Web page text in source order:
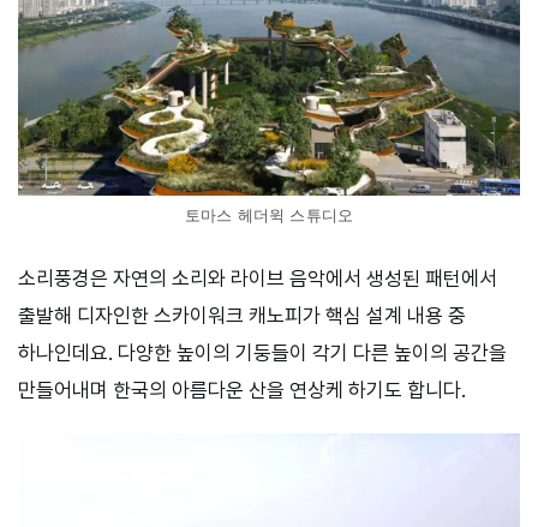
토마스 헤더윅 스튜디오
소리풍경은 자연의 소리와 라이브 음악에서 생성된 패턴에서
출발해 디자인한 스카이워크 캐노피가 핵심 설계 내용 중
하나인데요. 다양한 높이의 기둥들이 각기 다른 높이의 공간을
만들어내며 한국의 아름다운 산을 연상케 하기도 합니다.